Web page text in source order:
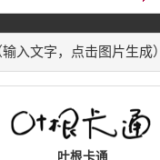
入文字，点击图片生成）
叶根卡通